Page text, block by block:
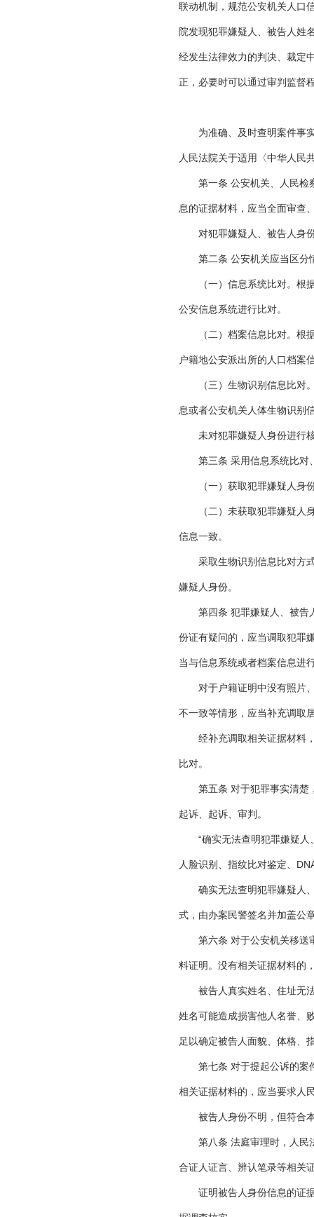
联动机制，规范公安机关人口
院发现犯罪嫌疑人、被告人姓
经发生法律效力的判决、裁定
正，必要时可以通过审判监督
为准确、及时查明案件事实
人民法院关于适用〈中华人民
第一条 公安机关、人民检察
息的证据材料，应当全面审查
对犯罪嫌疑人、被告人身份
第二条 公安机关应当区分
（一）信息系统比对。根据
公安信息系统进行比对。
（二）档案信息比对。根据
户籍地公安派出所的人口档案
（三）生物识别信息比对。
息或者公安机关人体生物识别
未对犯罪嫌疑人身份进行核
第三条 采用信息系统比对、
（一）获取犯罪嫌疑人身份
（二）未获取犯罪嫌疑人身
信息一致。
采取生物识别信息比对方式
嫌疑人身份。
第四条 犯罪嫌疑人、被告人
份证有疑问的，应当调取犯罪
当与信息系统或者档案信息进
对于户籍证明中没有照片、
不一致等情形，应当补充调取
经补充调取相关证据材料，
比对。
第五条 对于犯罪事实清楚，
起诉、起诉、审判。
“确实无法查明犯罪嫌疑人
人脸识别、指纹比对鉴定、
确实无法查明犯罪嫌疑人、
式，由办案民警签名并加盖公
第六条 对于公安机关移送审
料证明。没有相关证据材料的
被告人真实姓名、住址无法
姓名可能造成损害他人名誉、
足以确定被告人面貌、体格、
第七条 对于提起公诉的案件
相关证据材料的，应当要求人
被告人身份不明，但符合本
第八条 法庭审理时，人民法
合证人证言、辨认笔录等相关
证明被告人身份信息的证据